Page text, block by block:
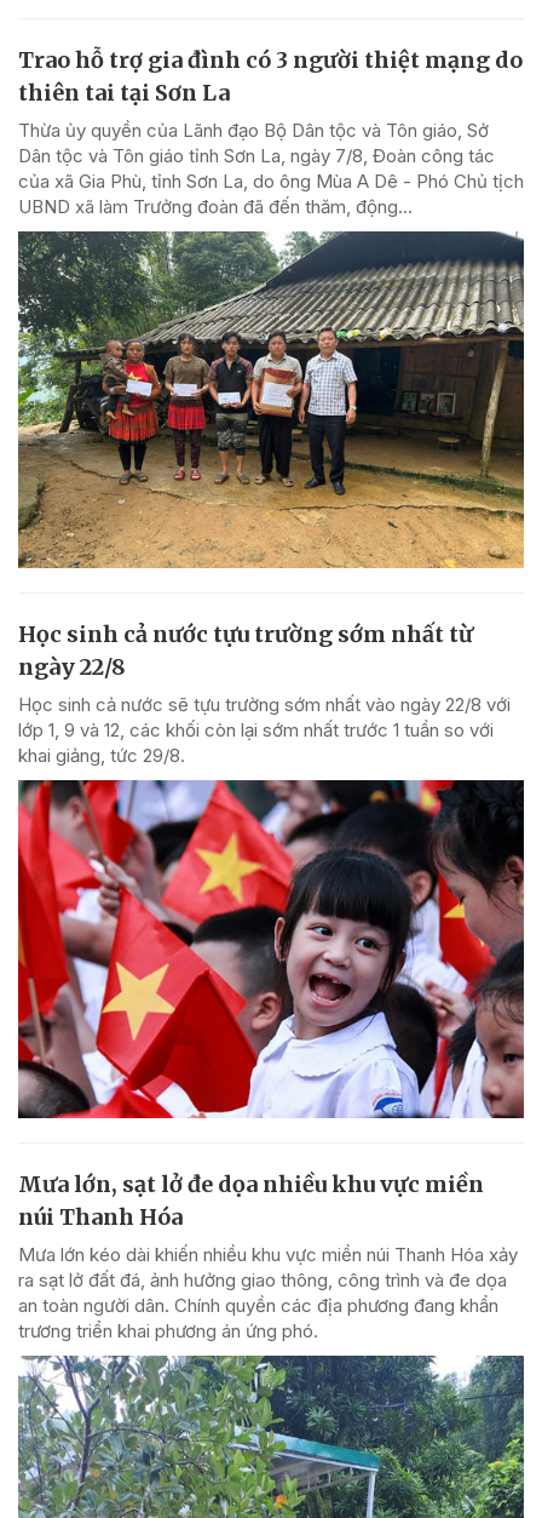
Trao hỗ trợ gia đình có 3 người thiệt mạng do
thiên tai tại Sơn La
Thừa ủy quyền của Lãnh đạo Bộ Dân tộc và Tôn giáo, Sở
Dân tộc và Tôn giáo tỉnh Sơn La, ngày 7/8, Đoàn công tác
của xã Gia Phù, tỉnh Sơn La, do ông Mùa A Dê - Phó Chủ tịch
UBND xã làm Trưởng đoàn đã đến thăm, động...
Học sinh cả nước tựu trường sớm nhất từ
ngày 22/8
Học sinh cả nước sẽ tựu trường sớm nhất vào ngày 22/8 với
lớp 1, 9 và 12, các khối còn lại sớm nhất trước 1 tuần so với
khai giảng, tức 29/8.
Mưa lớn, sạt lở đe dọa nhiều khu vực miền
núi Thanh Hóa
Mưa lớn kéo dài khiến nhiều khu vực miền núi Thanh Hóa xảy
ra sạt lở đất đá, ảnh hưởng giao thông, công trình và đe dọa
an toàn người dân. Chính quyền các địa phương đang khẩn
trương triển khai phương án ứng phó.